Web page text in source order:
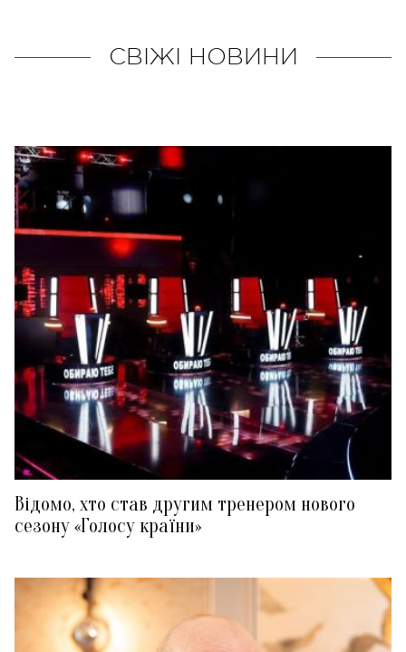
СВІЖІ НОВИНИ
Відомо, хто став другим тренером нового
сезону «Голосу країни»